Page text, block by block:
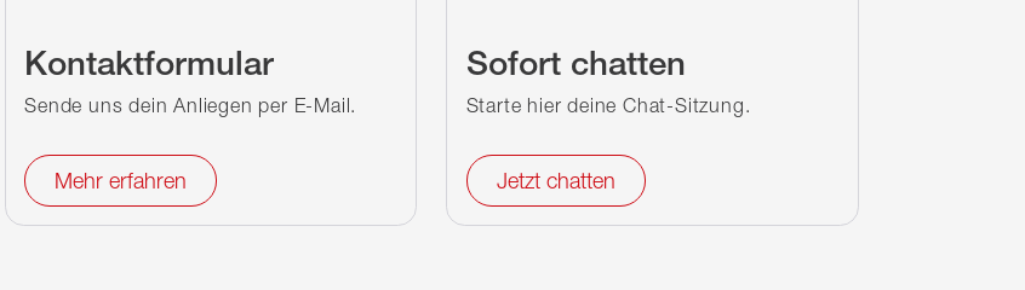
Kontaktformular
Sende uns dein Anliegen per E-Mail.
Mehr erfahren
Sofort chatten
Starte hier deine Chat-Sitzung.
Jetzt chatten